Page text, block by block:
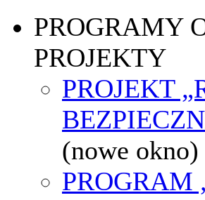
PROGRAMY
PROJEKTY
PROJEKT
(nowe okno)
PROGRAM